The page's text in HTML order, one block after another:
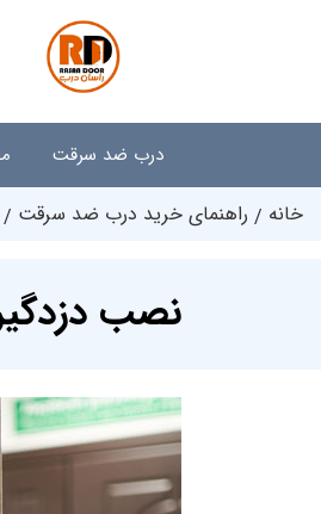
درب ضد سرقت
خانه راهنمای خرید درب ضد سرقت
نصب